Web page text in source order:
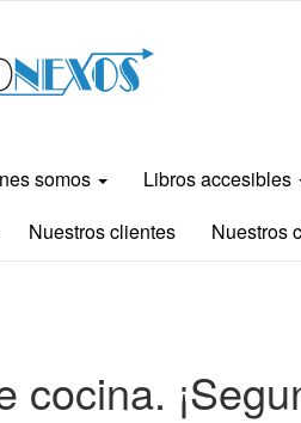
somos Libros accesibles
Nuestros clientes Nuestros
cocina.